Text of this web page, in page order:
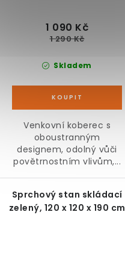
Skladem
1 090 Kč
1 290 Kč
Venkovní koberec s
oboustranným
designem, odolný vůči
povětrnostním vlivům,...
Sprchový stan skládací
zelený, 120 x 120 x 190 cm